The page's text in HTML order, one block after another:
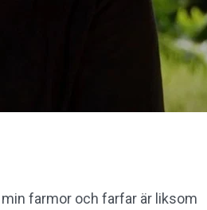
farmor och farfar är liksom